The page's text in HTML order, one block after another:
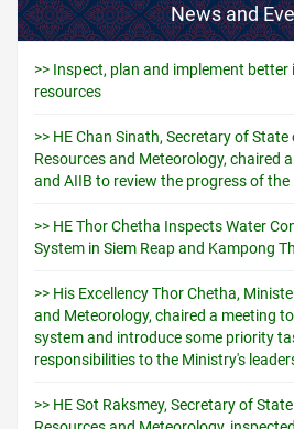
News and
>> Inspect, plan and implement
resources
>> HE Chan Sinath, Secretary of
Resources and Meteorology, chaired
and AIIB to review the progress of the
>> HE Thor Chetha Inspects Water
System in Siem Reap and Kampong
>> His Excellency Thor Chetha,
and Meteorology, chaired a meeting
system and introduce some priority
responsibilities to the Ministry's
>> HE Sot Raksmey, Secretary of